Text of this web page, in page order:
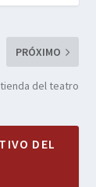
PRÓXIMO
del teatro
DEL